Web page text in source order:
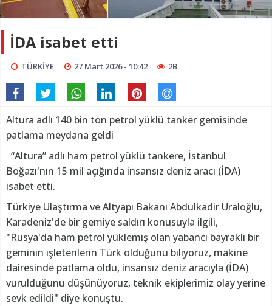
İDA isabet etti
TÜRKİYE 27 Mart 2026 - 10:42 2B
Altura adlı 140 bin ton petrol yüklü tanker gemisinde
patlama meydana geldi
“Altura” adlı ham petrol yüklü tankere, İstanbul
Boğazı'nın 15 mil açığında insansız deniz aracı (İDA)
isabet etti.
Türkiye Ulaştırma ve Altyapı Bakanı Abdulkadir Uraloğlu,
Karadeniz'de bir gemiye saldırı konusuyla ilgili,
"Rusya'da ham petrol yüklemiş olan yabancı bayraklı bir
geminin işletenlerin Türk olduğunu biliyoruz, makine
dairesinde patlama oldu, insansız deniz aracıyla (İDA)
vurulduğunu düşünüyoruz, teknik ekiplerimiz olay yerine
sevk edildi" diye konuştu.